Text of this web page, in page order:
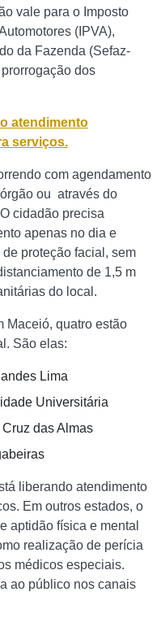
vale para o Imposto
(IPVA),
da Fazenda (Sefaz-
dos
atendimento
serviços.
com agendamento
ou através do
cidadão precisa
apenas no dia e
proteção facial, sem
de 1,5 m
do local.
Maceió, quatro estão
São elas:
Lima
Universitária
das Almas
liberando atendimento
Em outros estados, o
aptidão física e mental
realização de perícia
médicos especiais.
ao público nos canais